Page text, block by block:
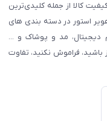
کالا از جمله کلیدی‌ترین
استور در دسته بندی های
دیجیتال، مد و پوشاک و ...
فراموش نکنید، تفاوت